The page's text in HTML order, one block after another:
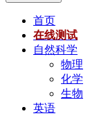
首页
在线测试
自然科学
物理
化学
生物
英语